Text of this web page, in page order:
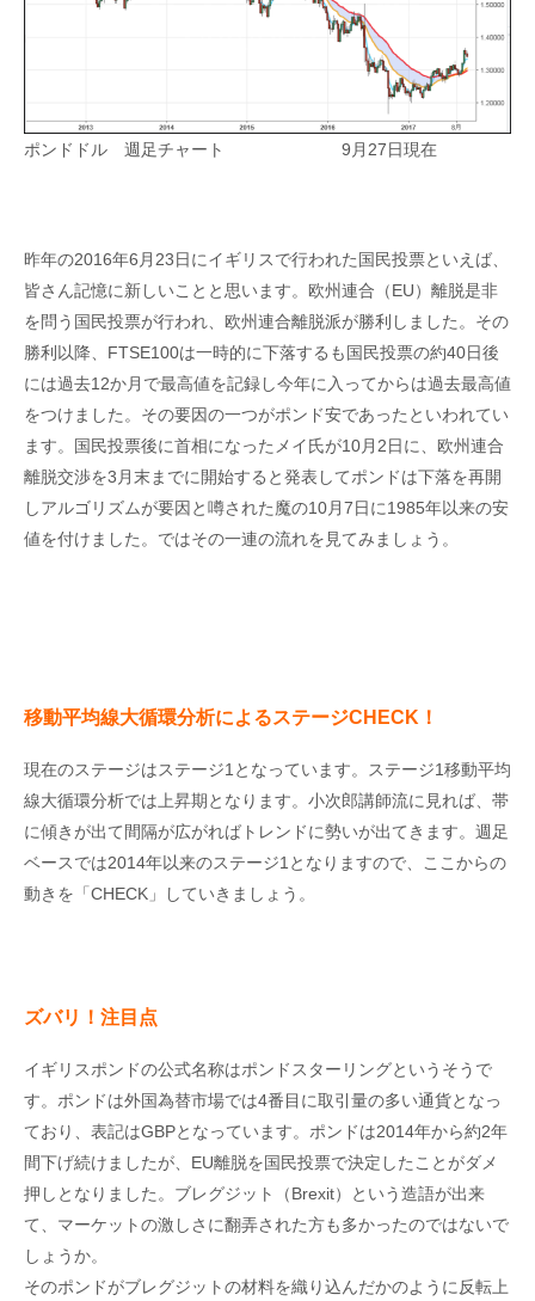
ポンドドル 週足チャート 9月27日現在
昨年の2016年6月23日にイギリスで行われた国民投票といえば、
皆さん記憶に新しいことと思います。欧州連合（EU）離脱是非
を問う国民投票が行われ、欧州連合離脱派が勝利しました。その
勝利以降、FTSE100は一時的に下落するも国民投票の約40日後
には過去12か月で最高値を記録し今年に入ってからは過去最高値
をつけました。その要因の一つがポンド安であったといわれてい
ます。国民投票後に首相になったメイ氏が10月2日に、欧州連合
離脱交渉を3月末までに開始すると発表してポンドは下落を再開
しアルゴリズムが要因と噂された魔の10月7日に1985年以来の安
値を付けました。ではその一連の流れを見てみましょう。
移動平均線大循環分析によるステージCHECK ！
現在のステージはステージ1となっています。ステージ1移動平均
線大循環分析では上昇期となります。小次郎講師流に見れば、帯
に傾きが出て間隔が広がればトレンドに勢いが出てきます。週足
ベースでは2014年以来のステージ1となりますので、ここからの
動きを「CHECK」していきましょう。
ズバリ！注目点
イギリスポンドの公式名称はポンドスターリングというそうで
す。ポンドは外国為替市場では4番目に取引量の多い通貨となっ
ており、表記はGBPとなっています。ポンドは2014年から約2年
間下げ続けましたが、EU離脱を国民投票で決定したことがダメ
押しとなりました。ブレグジット（Brexit）という造語が出来
て、マーケットの激しさに翻弄された方も多かったのではないで
しょうか。
そのポンドがブレグジットの材料を織り込んだかのように反転上